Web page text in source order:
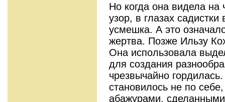
Но когда она видела на
узор, в глазах
усмешка. А это
жертва. Позже Ильзу
Она использовала
для создания
чрезвычайно
становилось не по
абажурами,